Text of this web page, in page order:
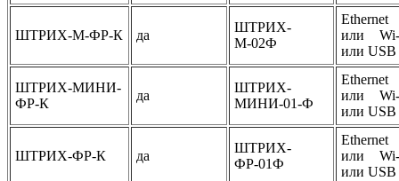
ШТРИХ-М-ФР-К да
ШТРИХ-
М-02Ф
Ethernet
или
или USB
ШТРИХ-МИНИ-
ФР-К
да
ШТРИХ-
МИНИ-01-Ф
Ethernet
или
или USB
ШТРИХ-ФР-К да
ШТРИХ-
ФР-01Ф
Ethernet
или
или USB